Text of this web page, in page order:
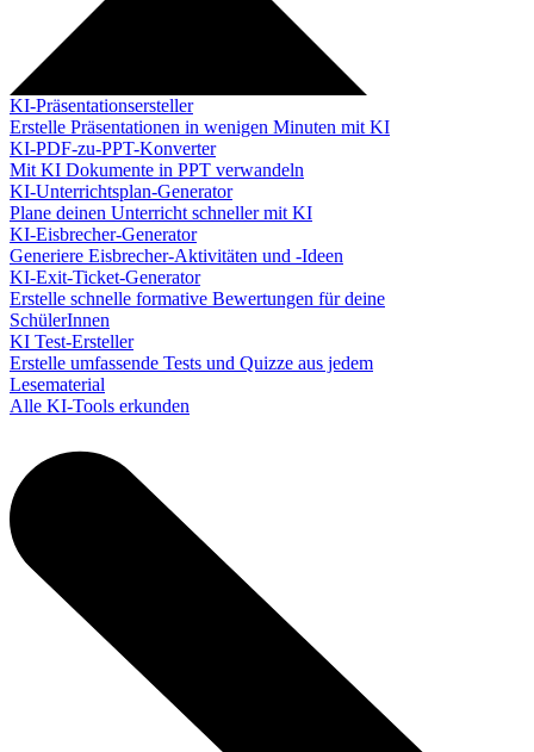
KI-Präsentationsersteller
Erstelle Präsentationen in wenigen Minuten mit KI
KI-PDF-zu-PPT-Konverter
Mit KI Dokumente in PPT verwandeln
KI-Unterrichtsplan-Generator
Plane deinen Unterricht schneller mit KI
KI-Eisbrecher-Generator
Generiere Eisbrecher-Aktivitäten und -Ideen
KI-Exit-Ticket-Generator
Erstelle schnelle formative Bewertungen für deine
SchülerInnen
KI Test-Ersteller
Erstelle umfassende Tests und Quizze aus jedem
Lesematerial
Alle KI-Tools erkunden